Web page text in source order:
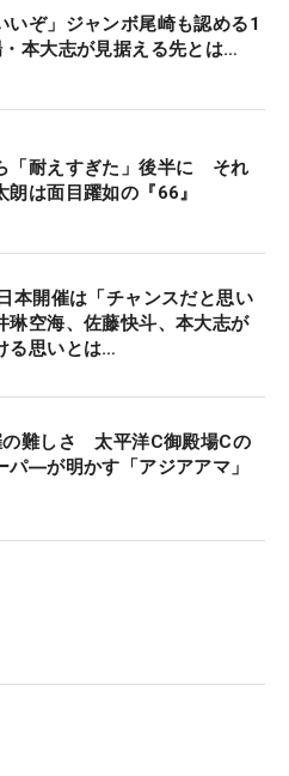
いぞ」ジャンボ尾崎も認める1
本大志が見据える先とは…
「耐えすぎた」後半に それ
朗は面目躍如の『66』
本開催は「チャンスだと思い
空海、佐藤快斗、本大志が
る思いとは…
の難しさ 太平洋C御殿場Cの
パ―が明かす「アジアアマ」